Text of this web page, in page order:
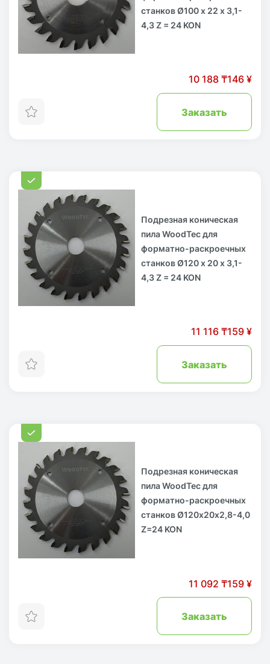
станков Ø100 х 22 х 3,1-
4,3 Z = 24 KON
10 188 ₸146 ¥
Заказать
Подрезная коническая
пила WoodTec для
форматно-раскроечных
станков Ø120 х 20 х 3,1-
4,3 Z = 24 KON
11 116 ₸159 ¥
Заказать
Подрезная коническая
пила WoodTec для
форматно-раскроечных
станков Ø120х20х2,8-4,0
Z=24 KON
11 092 ₸159 ¥
Заказать